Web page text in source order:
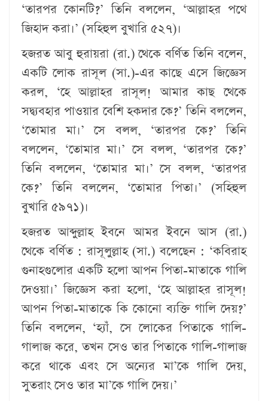
‘তারপর কোনটি?’ তিনি বললেন, ‘আল্লাহর পথে
জিহাদ করা।’ (সহিহুল বুখারি ৫২৭)।
হজরত আবু হুরায়রা (রা.) থেকে বর্ণিত তিনি বলেন,
একটি লোক রাসূল (সা.)-এর কাছে এসে জিজ্ঞেস
করল, ‘হে আল্লাহর রাসূল! আমার কাছ থেকে
সদ্ব্যবহার পাওয়ার বেশি হকদার কে?’ তিনি বললেন,
‘তোমার মা।’ সে বলল, ‘তারপর কে?’ তিনি
বললেন, ‘তোমার মা।’ সে বলল, ‘তারপর কে?’
তিনি বললেন, ‘তোমার মা।’ সে বলল, ‘তারপর
কে?’ তিনি বললেন, ‘তোমার পিতা।’ (সহিহুল
বুখারি ৫৯৭১)।
হজরত আব্দুল্লাহ ইবনে আমর ইবনে আস (রা.)
থেকে বর্ণিত : রাসূলুল্লাহ (সা.) বলেছেন : ‘কবিরাহ
গুনাহগুলোর একটি হলো আপন পিতা-মাতাকে গালি
দেওয়া।’ জিজ্ঞেস করা হলো, ‘হে আল্লাহর রাসূল!
আপন পিতা-মাতাকে কি কোনো ব্যক্তি গালি দেয়?’
তিনি বললেন, ‘হ্যাঁ, সে লোকের পিতাকে গালি-
গালাজ করে, তখন সেও তার পিতাকে গালি-গালাজ
করে থাকে এবং সে অন্যের মা’কে গালি দেয়,
সুতরাং সেও তার মা’কে গালি দেয়।’